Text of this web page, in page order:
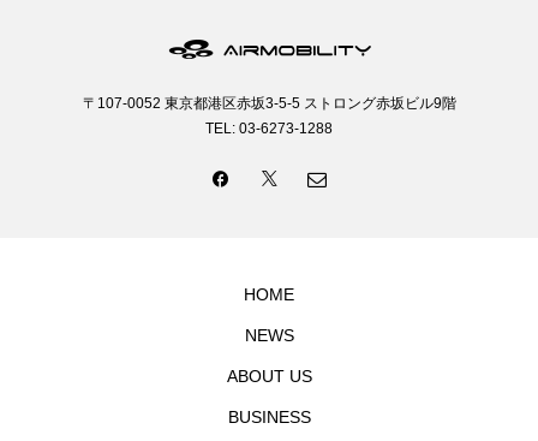
〒107-0052 東京都港区赤坂3-5-5 ストロング赤坂ビル9階
TEL: 03-6273-1288
HOME
NEWS
ABOUT US
BUSINESS